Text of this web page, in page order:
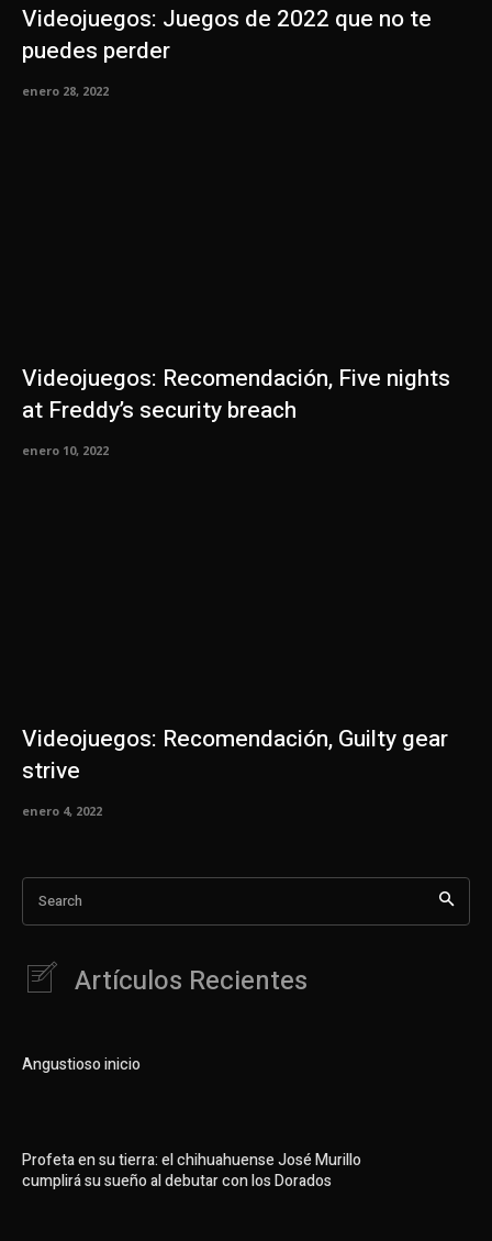
Videojuegos: Juegos de 2022 que no te
puedes perder
enero 28, 2022
Videojuegos: Recomendación, Five nights
at Freddy’s security breach
enero 10, 2022
Videojuegos: Recomendación, Guilty gear
strive
enero 4, 2022
Search
Artículos Recientes
Angustioso inicio
Profeta en su tierra: el chihuahuense José Murillo
cumplirá su sueño al debutar con los Dorados